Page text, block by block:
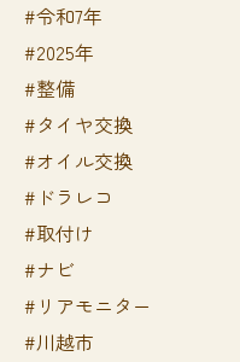
#令和7年
#2025年
#整備
#タイヤ交換
#オイル交換
#ドラレコ
#取付け
#ナビ
#リアモニター
#川越市